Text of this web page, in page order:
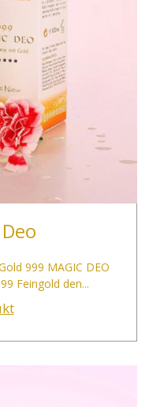
999 MAGIC DEO
Feingold den...